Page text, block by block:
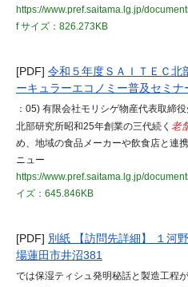
https://www.pref.saitama.lg.jp/
fサイズ：826.273KB
[PDF] 令和５年度ＳＡＩＴＥＣ北
ーキュラーエコノミー普及セミナ
：05) 有限会社モリシゲ物産代表取締
北部研究所昭和25年創業の三代続く 老
め、地域の食品メーカーや飲食店と連
ニュー
https://www.pref.saitama.lg.jp/
イズ：645.846KB
[PDF] 別紙 【訪問先詳細】 １河
場蓮田市井沼381
では保湿ティシュ発明秘話と製造工程